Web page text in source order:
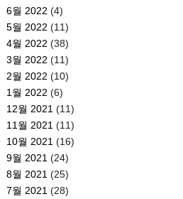
6월 2022 (4)
5월 2022 (11)
4월 2022 (38)
3월 2022 (11)
2월 2022 (10)
1월 2022 (6)
12월 2021 (11)
11월 2021 (11)
10월 2021 (16)
9월 2021 (24)
8월 2021 (25)
7월 2021 (28)